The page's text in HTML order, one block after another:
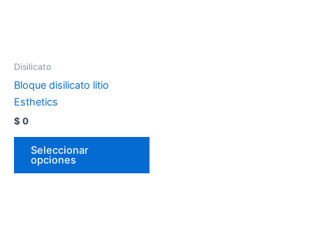
Disilicato
Bloque disilicato litio
Esthetics
$ 0
Seleccionar
opciones